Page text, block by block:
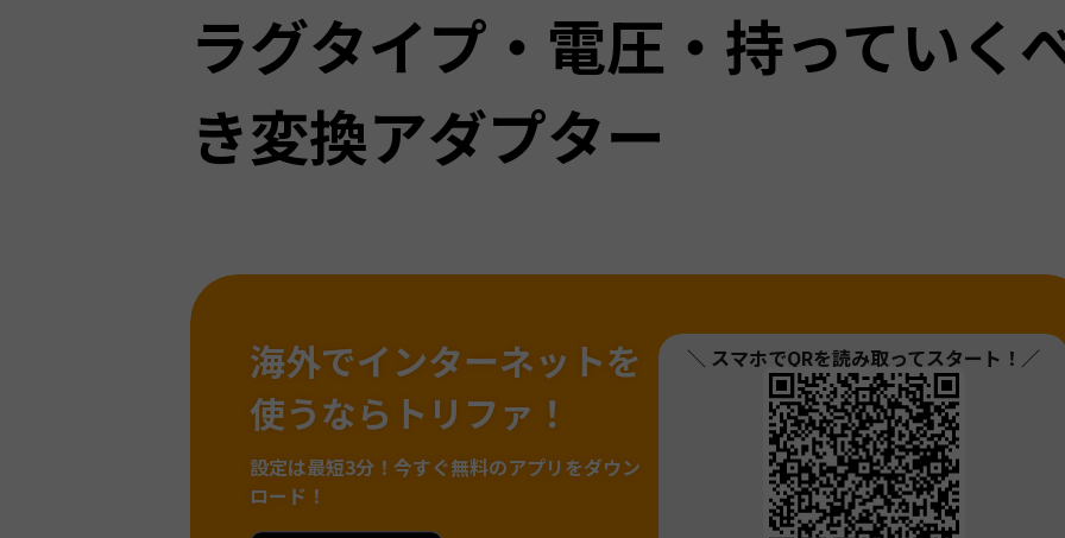
ラグタイプ・電圧・持っていく
き変換アダプター
海外でインターネットを
使うならトリファ！
設定は最短3分！ 今すぐ無料のアプリをダウン
ロード！
＼ スマホでQRを読み取ってスタート！／